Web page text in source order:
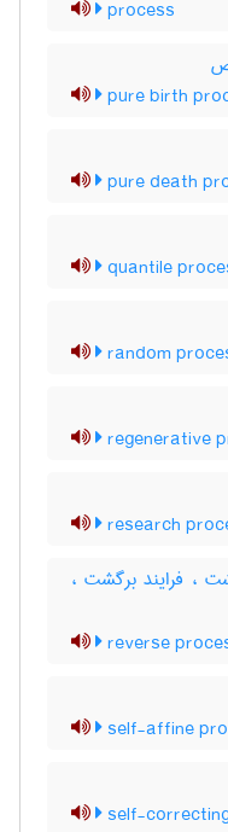
process
pure birth
pure death
quantile
random
regenerative
research
فرایند برگشت ، فرایند برگشت ،
reverse
self-affine
self-